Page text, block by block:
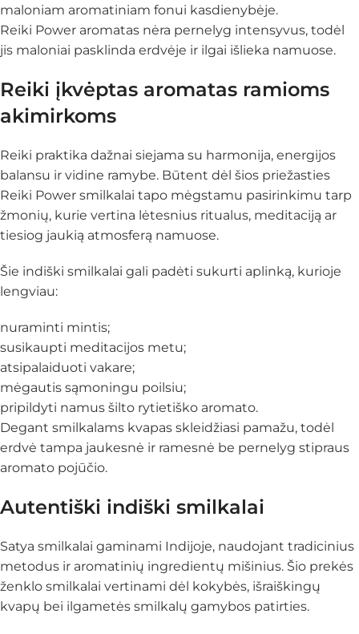
maloniam aromatiniam fonui kasdienybėje.
Reiki Power aromatas nėra pernelyg intensyvus, todėl
jis maloniai pasklinda erdvėje ir ilgai išlieka namuose.
Reiki įkvėptas aromatas ramioms
akimirkoms
Reiki praktika dažnai siejama su harmonija, energijos
balansu ir vidine ramybe. Būtent dėl šios priežasties
Reiki Power smilkalai tapo mėgstamu pasirinkimu tarp
žmonių, kurie vertina lėtesnius ritualus, meditaciją ar
tiesiog jaukią atmosferą namuose.
Šie indiški smilkalai gali padėti sukurti aplinką, kurioje
lengviau:
nuraminti mintis;
susikaupti meditacijos metu;
atsipalaiduoti vakare;
mėgautis sąmoningu poilsiu;
pripildyti namus šilto rytietiško aromato.
Degant smilkalams kvapas skleidžiasi pamažu, todėl
erdvė tampa jaukesnė ir ramesnė be pernelyg stipraus
aromato pojūčio.
Autentiški indiški smilkalai
Satya smilkalai gaminami Indijoje, naudojant tradicinius
metodus ir aromatinių ingredientų mišinius. Šio prekės
ženklo smilkalai vertinami dėl kokybės, išraiškingų
kvapų bei ilgametės smilkalų gamybos patirties.